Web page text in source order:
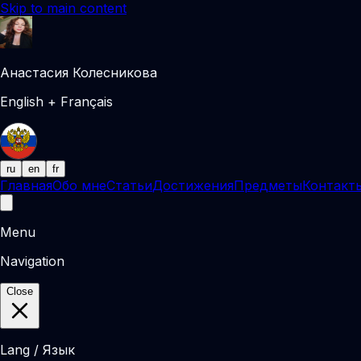
Skip to main content
Анастасия Колесникова
English + Français
ru en fr
ГлавнаяОбо мнеСтатьиДостиженияПредметы
Menu
Navigation
Close
Lang / Язык